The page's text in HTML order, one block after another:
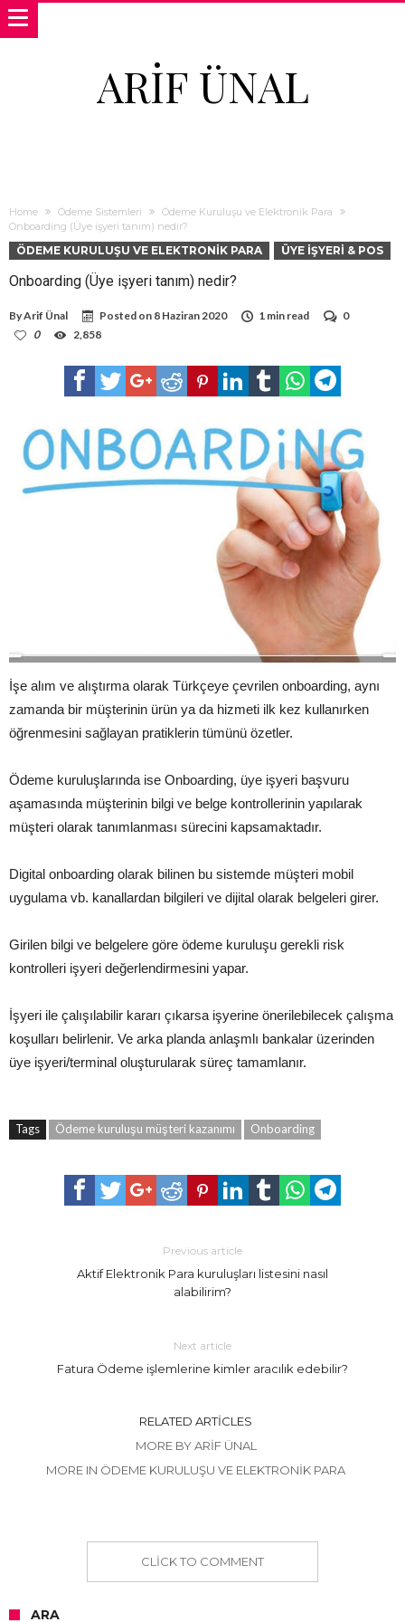
ARIF ÜNAL
Home Ödeme Sistemleri
Ödeme Kuruluşu ve Elektronik Para
Onboarding (Üye işyeri tanım) nedir?
ÖDEME KURULUŞU VE ELEKTRONIK PARA ÜYE İŞYERI & POS
Onboarding (Üye işyeri tanım) nedir?
ByArif Ünal Posted on 8 Haziran 2020 1 min read
0
0
2,858
İşe alım ve alıştırma olarak Türkçeye çevrilen onboarding, aynı
zamanda bir müşterinin ürün ya da hizmeti ilk kez kullanırken
öğrenmesini sağlayan pratiklerin tümünü özetler.
Ödeme kuruluşlarında ise Onboarding, üye işyeri başvuru
aşamasında müşterinin bilgi ve belge kontrollerinin yapılarak
müşteri olarak tanımlanması sürecini kapsamaktadır.
Digital onboarding olarak bilinen bu sistemde müşteri mobil
uygulama vb. kanallardan bilgileri ve dijital olarak belgeleri girer.
Girilen bilgi ve belgelere göre ödeme kuruluşu gerekli risk
kontrolleri işyeri değerlendirmesini yapar.
İşyeri ile çalışılabilir kararı çıkarsa işyerine önerilebilecek çalışma
koşulları belirlenir. Ve arka planda anlaşmlı bankalar üzerinden
üye işyeri/terminal oluşturularak süreç tamamlanır.
Tags Ödeme kuruluşu müşteri kazanımı Onboarding
Previous article
Aktif Elektronik Para kuruluşları listesini nasıl
alabilirim?
Next article
Fatura Ödeme işlemlerine kimler aracılık edebilir?
RELATED ARTICLES
MORE BY ARIF ÜNAL
MORE IN ÖDEME KURULUŞU VE ELEKTRONIK PARA
CLICK TO COMMENT
ARA